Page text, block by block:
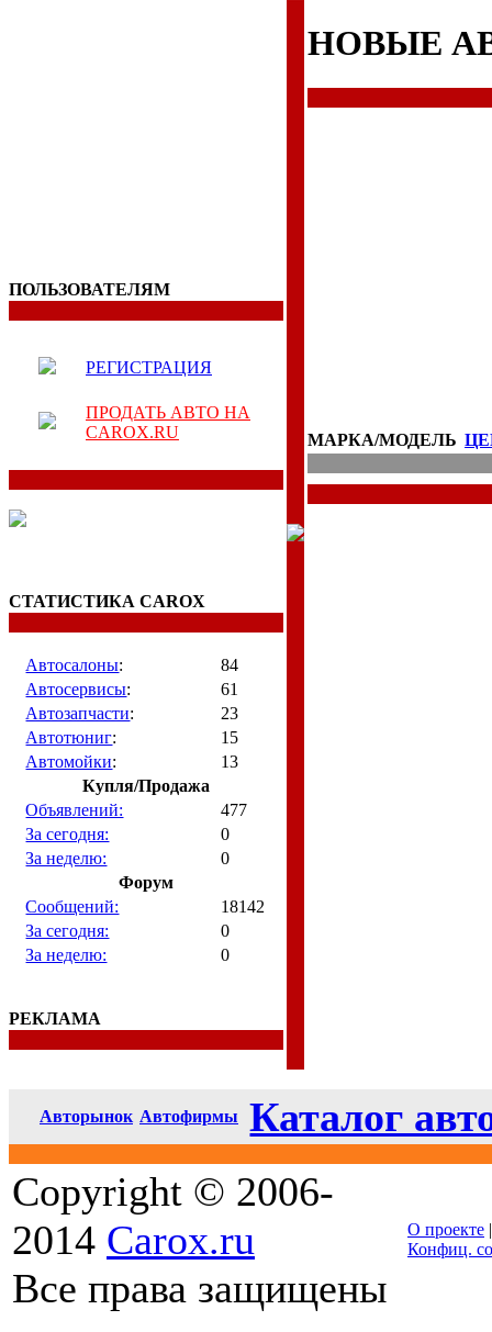
ПОЛЬЗОВАТЕЛЯМ
РЕГИСТРАЦИЯ
ПРОДАТЬ АВТО НА
CAROX.RU
СТАТИСТИКА CAROX
Автосалоны:
84
Автосервисы:
61
Автозапчасти:
23
Автотюниг:
15
Автомойки:
13
Купля/Продажа
Объявлений:
477
За сегодня:
0
За неделю:
0
Форум
Сообщений:
18142
За сегодня:
0
За неделю:
0
РЕКЛАМА
НОВЫЕ
МАРКА/МОДЕЛЬ
Авторынок Автофирмы
Каталог
Copyright © 2006-
2014 Carox.ru
Все права защищены
О проекте
Конфиц.